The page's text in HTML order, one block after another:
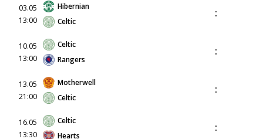
03.05
13:00
Hibernian
Celtic
:
10.05
13:00
Celtic
Rangers
:
13.05
21:00
Motherwell
Celtic
:
16.05
13:30
Celtic
Hearts
: